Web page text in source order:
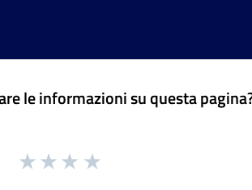
le informazioni su questa